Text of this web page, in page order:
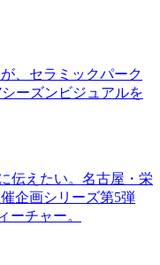
、セラミックパーク
ーズンビジュアルを
伝えたい。名古屋・栄
企画シリーズ第5弾
ーチャー。